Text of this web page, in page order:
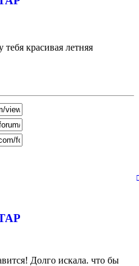
тебя красивая летняя
Долго искала. что бы